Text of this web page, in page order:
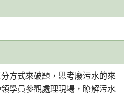
方式來破題，思考廢污水的來
學員參觀處理現場，瞭解污水